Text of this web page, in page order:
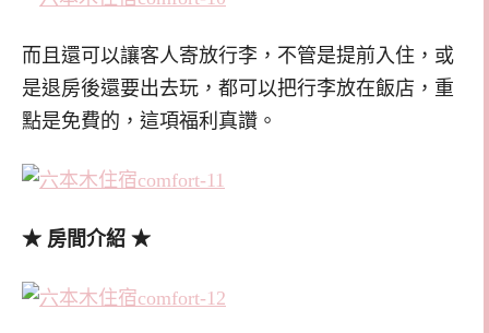
而且還可以讓客人寄放行李，不管是提前入住，或
是退房後還要出去玩，都可以把行李放在飯店，重
點是免費的，這項福利真讚。
★ 房間介紹 ★